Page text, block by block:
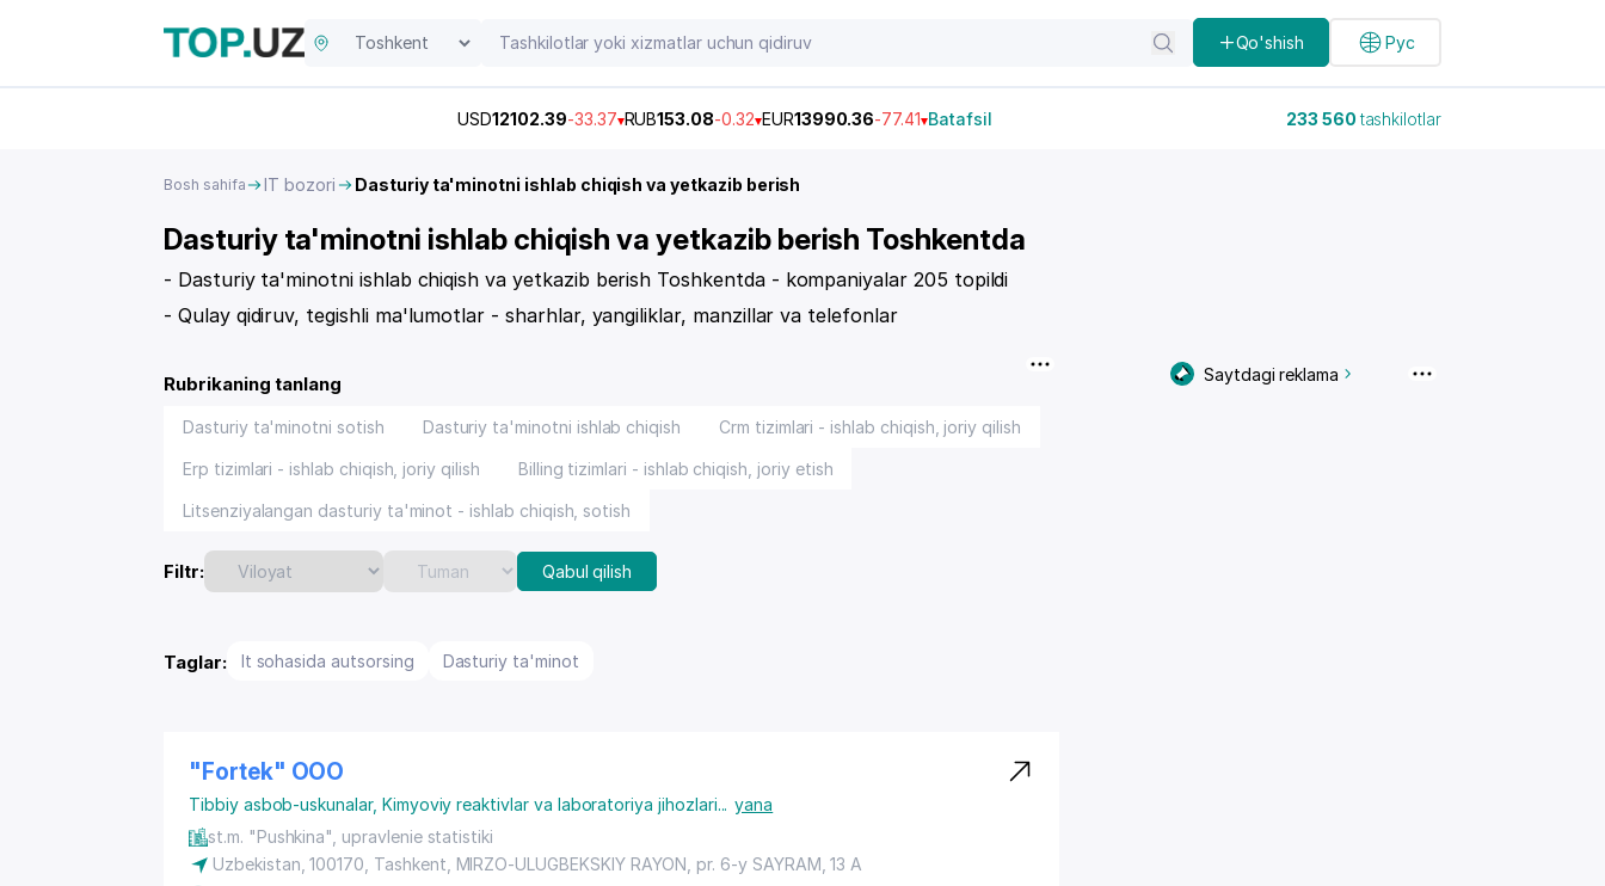
Qo'shish Рус
USD12102.39-33.37 RUB153.08-0.32 EUR13990.36-77.41 Batafsil 233 560tashkilotlar
Bosh sahifa IT bozori Dasturiy ta'minotni ishlab chiqish va yetkazib berish
Dasturiy ta'minotni ishlab chiqish va yetkazib berish Toshkentda
- Dasturiy ta'minotni ishlab chiqish va yetkazib berish Toshkentda - kompaniyalar 205 topildi
- Qulay qidiruv, tegishli ma'lumotlar - sharhlar, yangiliklar, manzillar va telefonlar
Rubrikaning tanlang
Dasturiy ta'minotni sotish Dasturiy ta'minotni ishlab chiqish Crm tizimlari - ishlab chiqish, joriy qilish
Erp tizimlari - ishlab chiqish, joriy qilish Billing tizimlari - ishlab chiqish, joriy etish
Litsenziyalangan dasturiy ta'minot - ishlab chiqish, sotish
Filtr: Qabul qilish
Taglar: It sohasida autsorsing Dasturiy ta'minot
"Fortek" OOO
Tibbiy asbob-uskunalar, Kimyoviy reaktivlar va laboratoriya jihozlari... yana
st.m. "Pushkina", upravlenie statistiki
Uzbekistan, 100170, Tashkent MIRZO-ULUGBEKSKIY RAYON pr. 6-y SAYRAM , 13 A
Saytdagi reklama